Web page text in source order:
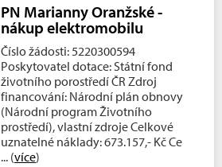
PN Marianny Oranžské -
nákup elektromobilu
Číslo žádosti: 5220300594
Poskytovatel dotace: Státní fond
životního porostředí ČR Zdroj
financování: Národní plán obnovy
(Národní program Životního
prostředí), vlastní zdroje Celkové
uznatelné náklady: 673.157,- Kč Ce
... (více)